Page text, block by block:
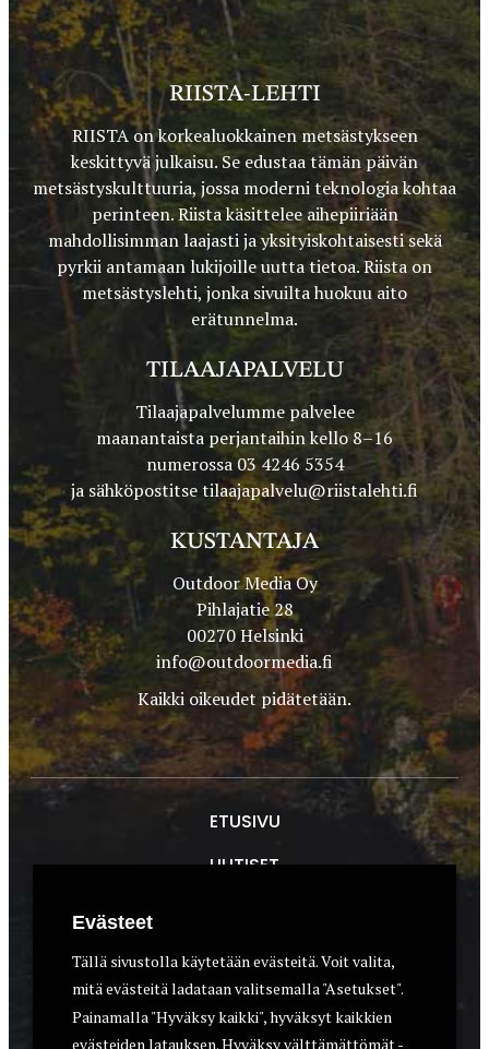
RIISTA-LEHTI
RIISTA on korkealuokkainen metsästykseen
keskittyvä julkaisu. Se edustaa tämän päivän
metsästyskulttuuria, jossa moderni teknologia kohtaa
perinteen. Riista käsittelee aihepiiriään
mahdollisimman laajasti ja yksityiskohtaisesti sekä
pyrkii antamaan lukijoille uutta tietoa. Riista on
metsästyslehti, jonka sivuilta huokuu aito
erätunnelma.
TILAAJAPALVELU
Tilaajapalvelumme palvelee
maanantaista perjantaihin kello 8–16
numerossa 03 4246 5354
ja sähköpostitsetilaajapalvelu@riistalehti.fi
KUSTANTAJA
Outdoor Media Oy
Pihlajatie 28
00270 Helsinki
info@outdoormedia.fi
Kaikki oikeudet pidätetään.
ETUSIVU
UUTISET
ASEET & OPTIIKKA
VARUSTEET
KOIRAT
Evästeet
Tällä sivustolla käytetään evästeitä. Voit valita,
mitä evästeitä ladataan valitsemalla "Asetukset".
Painamalla "Hyväksy kaikki", hyväksyt kaikkien
evästeiden latauksen. Hyväksy välttämättömät -